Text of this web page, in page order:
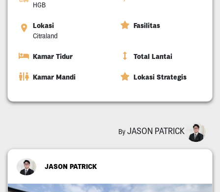
HGB
Lokasi
Citraland
Fasilitas
Kamar Tidur Total Lantai
Kamar Mandi Lokasi Strategis
By JASON PATRICK
JASON PATRICK